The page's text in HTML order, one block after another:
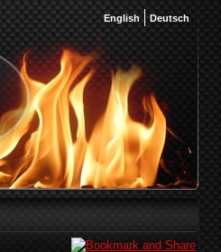
English Deutsch